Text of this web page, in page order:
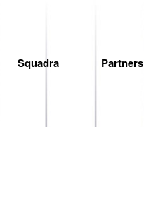
Squadra Partners